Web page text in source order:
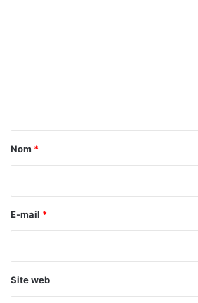
a
i
*
Nom *
E-mail *
Site web